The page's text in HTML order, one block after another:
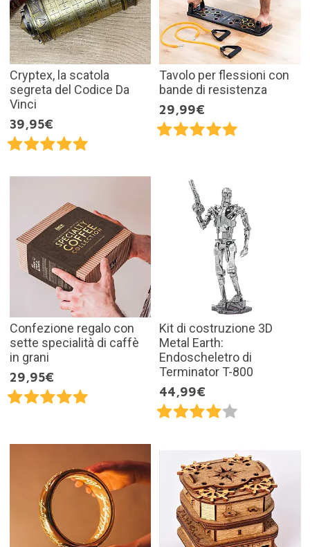
Cryptex, la scatola
segreta del Codice Da
Vinci
39,95€
Tavolo per flessioni con
bande di resistenza
29,99€
Confezione regalo con
sette specialità di caffè
in grani
29,95€
Kit di costruzione 3D
Metal Earth:
Endoscheletro di
Terminator T-800
44,99€